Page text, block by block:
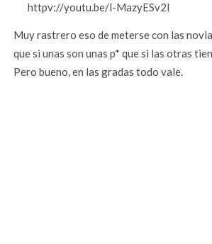
httpv://youtu.be/l-MazyESv2I
Muy rastrero eso de meterse con las
que si unas son unas p* que si las otras
Pero bueno, en las gradas todo vale.